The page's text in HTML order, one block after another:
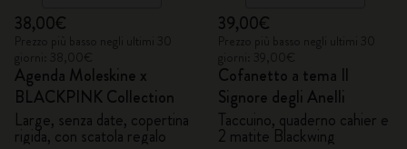
38,00€
Agenda Moleskine x
BLACKPINK Collection
Large, senza date, copertina
rigida, con scatola regalo
39,00€
Cofanetto a tema Il
Signore degli Anelli
Taccuino, quaderno cahier e
2 matite Blackwing